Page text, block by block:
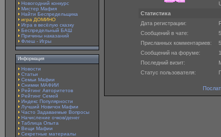
Новогодний конкурс
Мистер Мафия
Найти Беспредельщика
игра ДОМИНО
Игра в весёлую сказку
Беспредельный БАШ
Причины наказаний
Флеш - Игры
Информация
Новости
Статьи
Семьи Мафии
Снимки МАФИИ
Рейтинг Авторитетов
Рейтинг Семей
Индекс Популярности
Лучший Новичок Мафии
Часто Задаваемые Вопросы
Начисление очков/денег
Таблица Опыта
Вещи Мафии
Секретные материалы
Статистика
Дата регистрации:
Сообщений в чате:
Присланных комментариев:
5
Сообщений на форуме:
Последний визит:
Статус пользователя: